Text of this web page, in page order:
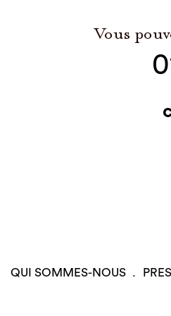
Vous
QUI SOMMES-NOUS